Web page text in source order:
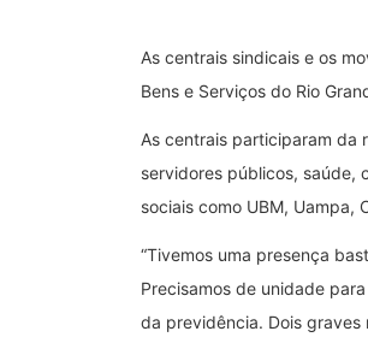
As centrais sindicais e os
Bens e Serviços do Rio
As centrais participaram da
servidores públicos, saúde,
sociais como UBM, Uampa,
“Tivemos uma presença
Precisamos de unidade
da previdência. Dois graves